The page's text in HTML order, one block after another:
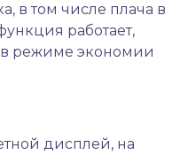
в том числе плача в
работает,
в режиме экономии
дисплей, на